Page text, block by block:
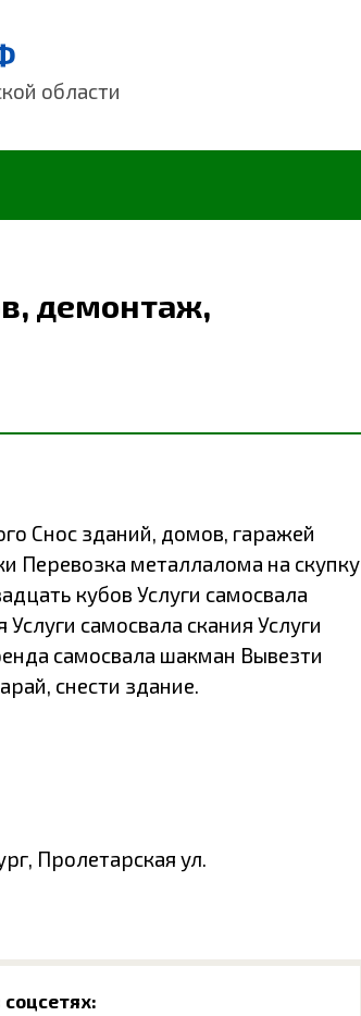
области
демонтаж,
Снос зданий, домов, гаражей
Перевозка металлалома на скупку
кубов Услуги самосвала
самосвала скания Услуги
самосвала шакман Вывезти
снести здание.
Пролетарская ул.